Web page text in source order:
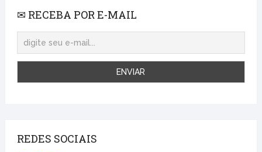
✉ RECEBA POR E-MAIL
REDES SOCIAIS